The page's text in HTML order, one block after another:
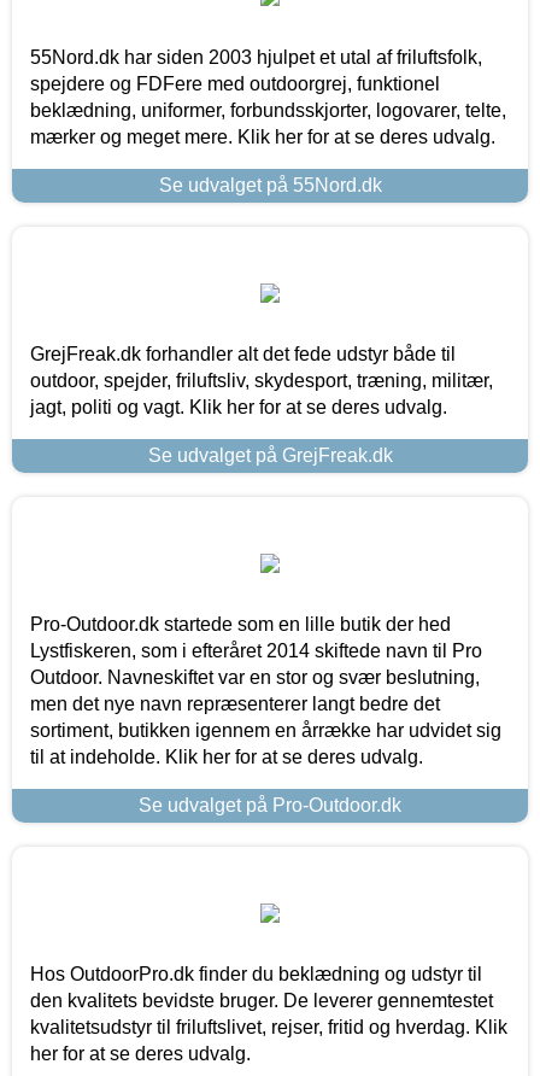
55Nord.dk har siden 2003 hjulpet et utal af friluftsfolk,
spejdere og FDFere med outdoorgrej, funktionel
beklædning, uniformer, forbundsskjorter, logovarer, telte,
mærker og meget mere. Klik her for at se deres udvalg.
Se udvalget på 55Nord.dk
GrejFreak.dk forhandler alt det fede udstyr både til
outdoor, spejder, friluftsliv, skydesport, træning, militær,
jagt, politi og vagt. Klik her for at se deres udvalg.
Se udvalget på GrejFreak.dk
Pro-Outdoor.dk startede som en lille butik der hed
Lystfiskeren, som i efteråret 2014 skiftede navn til Pro
Outdoor. Navneskiftet var en stor og svær beslutning,
men det nye navn repræsenterer langt bedre det
sortiment, butikken igennem en årrække har udvidet sig
til at indeholde. Klik her for at se deres udvalg.
Se udvalget på Pro-Outdoor.dk
Hos OutdoorPro.dk finder du beklædning og udstyr til
den kvalitets bevidste bruger. De leverer gennemtestet
kvalitetsudstyr til friluftslivet, rejser, fritid og hverdag. Klik
her for at se deres udvalg.